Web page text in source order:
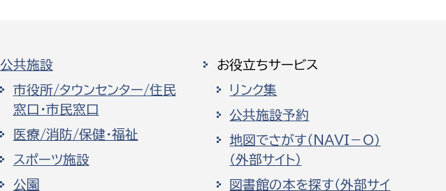
公共施設
市役所/タウンセンター/住民
窓口・市民窓口
医療/消防/保健・福祉
スポーツ施設
公園
お役立ちサービス
リンク集
公共施設予約
地図でさがす（NAVI－O）
（外部サイト）
図書館の本を探す（外部サイ